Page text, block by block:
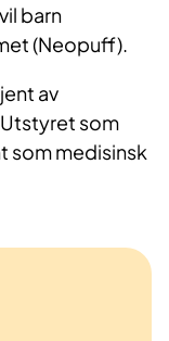
barn
(Neopuff).
av
som
som medisinsk